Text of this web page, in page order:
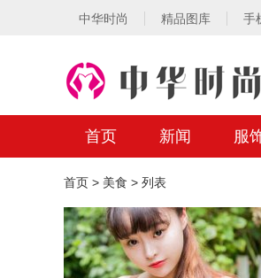
中华时尚 精品图库 手
首页 新闻 服
首页 > 美食 > 列表